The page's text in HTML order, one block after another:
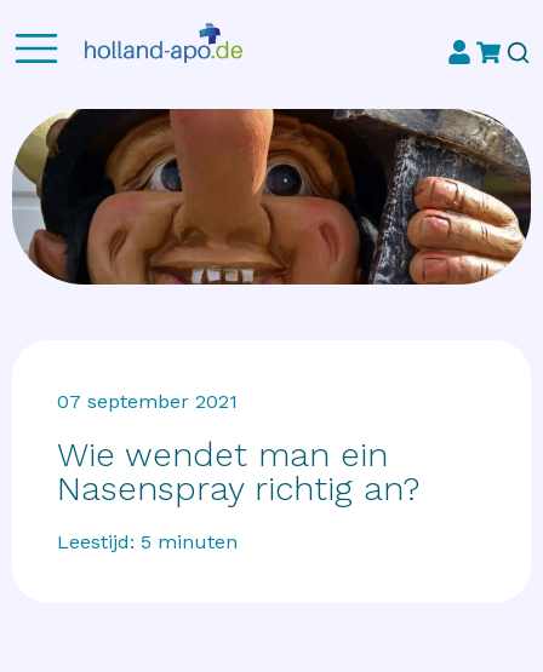
07 september 2021
Wie wendet man ein
Nasenspray richtig an?
Leestijd: 5 minuten